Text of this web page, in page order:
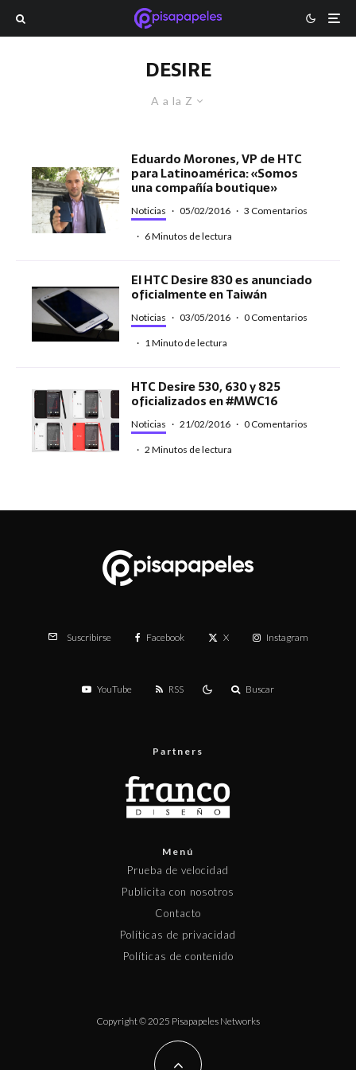
DESIRE
A a la Z
Eduardo Morones, VP de HTC
para Latinoamérica: «Somos
una compañía boutique»
Noticias · 05/02/2016 · 3 Comentarios
· 6 Minutos de lectura
El HTC Desire 830 es anunciado
oficialmente en Taiwán
Noticias · 03/05/2016 · 0 Comentarios
· 1 Minuto de lectura
HTC Desire 530, 630 y 825
oficializados en #MWC16
Noticias · 21/02/2016 · 0 Comentarios
· 2 Minutos de lectura
Suscribirse Facebook X Instagram
YouTube RSS Buscar
Partners
Menú
Prueba de velocidad
Publicita con nosotros
Contacto
Políticas de privacidad
Políticas de contenido
Copyright © 2025 Pisapapeles Networks